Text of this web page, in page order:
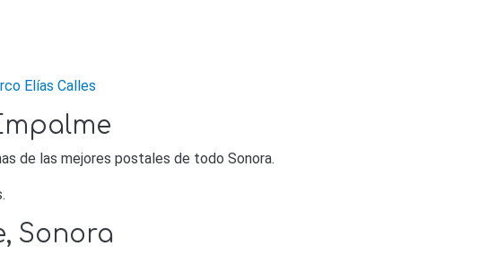
Elías Calles
de las mejores postales de todo Sonora.
Sonora